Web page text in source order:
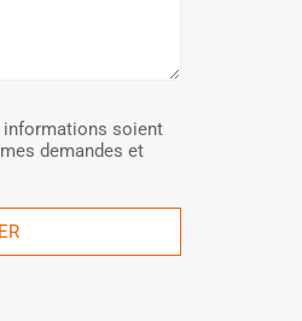
informations soient
demandes et